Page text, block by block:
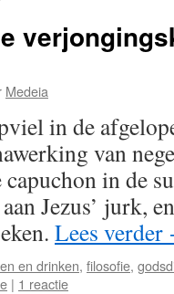
Medeia
in de
van
in de
Jezus’ jurk,
Lees verder
en drinken, filosofie,
| 1 reactie